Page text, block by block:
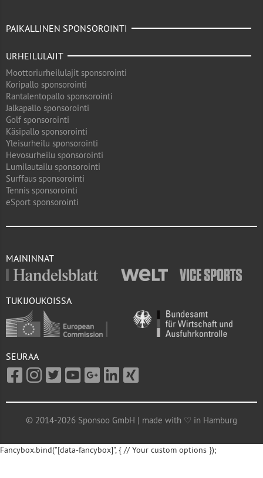
PAIKALLINEN SPONSOROINTI
URHEILULAJIT
Moottoriurheilulajit sponsorointi
Koripallo sponsorointi
Rantalentopallo sponsorointi
Jalkapallo sponsorointi
Golf sponsorointi
Käsipallo sponsorointi
Yleisurheilu sponsorointi
Hevosurheilu sponsorointi
Lumilautailu sponsorointi
Surffaus sponsorointi
Tennis sponsorointi
eSport sponsorointi
MAININNAT
TUKIJOUKOISSA
SEURAA
© 2014-2026 Sponsoo GmbH | made with ♡ in Hamburg
Fancybox.bind("[data-fancybox]", { // Your custom options });